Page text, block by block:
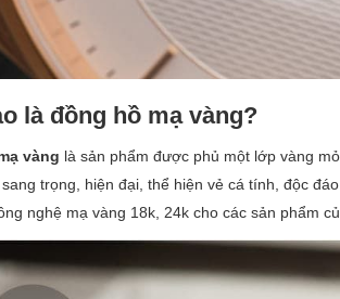
là đồng hồ mạ vàng?
vàng là sản phẩm được phủ một lớp vàng
trọng, hiện đại, thể hiện vẻ cá tính, độc
nghệ mạ vàng 18k, 24k cho các sản phẩm